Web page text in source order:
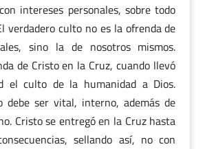
intereses personales, sobre todo
verdadero culto no es la ofrenda de
sino la de nosotros mismos.
de Cristo en la Cruz, cuando llevó
el culto de la humanidad a Dios.
debe ser vital, interno, además de
Cristo se entregó en la Cruz hasta
sellando así, no con